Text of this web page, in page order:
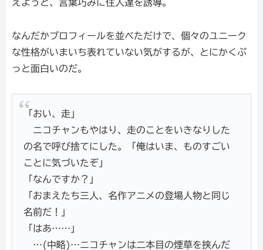
えようと、言葉巧みに住人達を誘導。
なんだかプロフィールを並べただけで、個々のユニーク
な性格がいまいち表れていない気がするが、とにかくぷ
っと面白いのだ。
「おい、走」
ニコチャンもやはり、走のことをいきなりした
の名で呼び捨てにした。「俺はいま、ものすごい
ことに気づいたぞ」
「なんですか？」
「おまえたち三人、名作アニメの登場人物と同じ
名前だ！」
「はあ……」
…(中略)…ニコチャンは二本目の煙草を挟んだ